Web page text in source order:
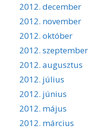
2012. december
2012. november
2012. október
2012. szeptember
2012. augusztus
2012. július
2012. június
2012. május
2012. március